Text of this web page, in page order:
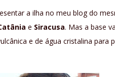
a ilha no meu blog do
e Siracusa. Mas a base
e de água cristalina para